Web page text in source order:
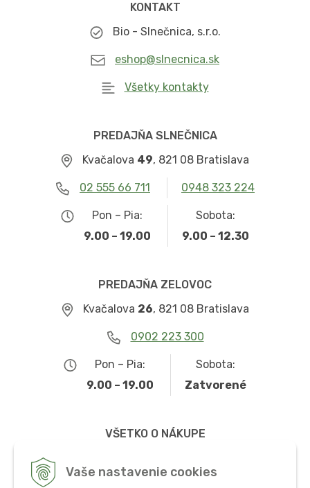
Vaše nastavenie cookies
KONTAKT
Bio - Slnečnica, s.r.o.
eshop@slnecnica.sk
Všetky kontakty
PREDAJŇA SLNEČNICA
Kvačalova 49, 821 08 Bratislava
02 555 66 711 0948 323 224
Pon – Pia:
9.00 – 19.00
Sobota:
9.00 – 12.30
PREDAJŇA ZELOVOC
Kvačalova 26, 821 08 Bratislava
0902 223 300
Pon – Pia:
9.00 – 19.00
Sobota:
Zatvorené
VŠETKO O NÁKUPE